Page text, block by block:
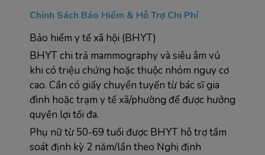
Chính Sách Bảo Hiểm & Hỗ Trợ Chi Phí
Bảo hiểm y tế xã hội (BHYT)
BHYT chi trả mammography và siêu âm vú
khi có triệu chứng hoặc thuộc nhóm nguy cơ
cao. Cần có giấy chuyển tuyến từ bác sĩ gia
đình hoặc trạm y tế xã/phường để được hưởng
quyền lợi tối đa.
Phụ nữ từ 50-69 tuổi được BHYT hỗ trợ tầm
soát định kỳ 2 năm/lần theo Nghị định